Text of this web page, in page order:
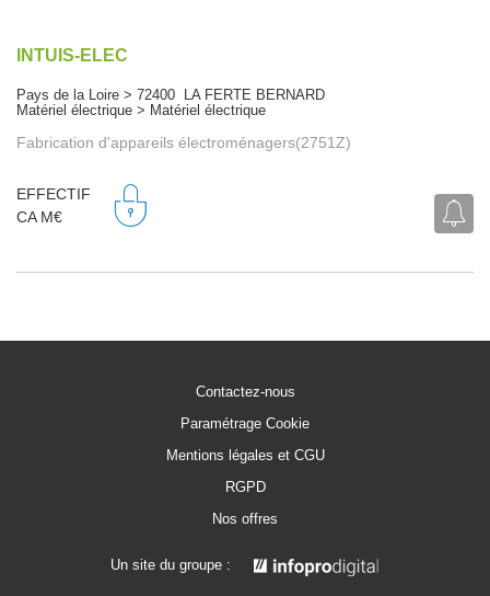
INTUIS-ELEC
Pays de la Loire > 72400 LA FERTE BERNARD
Matériel électrique > Matériel électrique
Fabrication d'appareils électroménagers(2751Z)
EFFECTIF
CA M€
Contactez-nous
Paramétrage Cookie
Mentions légales et CGU
RGPD
Nos offres
Un site du groupe :